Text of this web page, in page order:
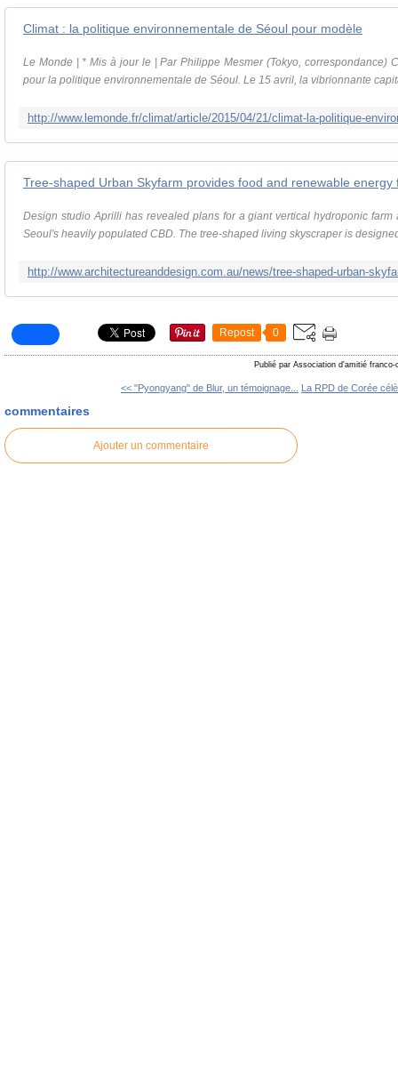
Climat : la politique environnementale de Séoul pour modèle
Le Monde | * Mis à jour le | Par Philippe Mesmer (Tokyo, correspondance)
pour la politique environnementale de Séoul. Le 15 avril, la vibrionnante
Tree-shaped Urban Skyfarm provides food and renewable energy
Design studio Aprilli has revealed plans for a giant vertical hydroponic farm
Seoul's heavily populated CBD. The tree-shaped living skyscraper is
Repost 0
Publié par Association d'amitié franco-
<< "Pyongyang" de Blur, un témoignage... La RPD de Corée
commentaires
Ajouter un commentaire